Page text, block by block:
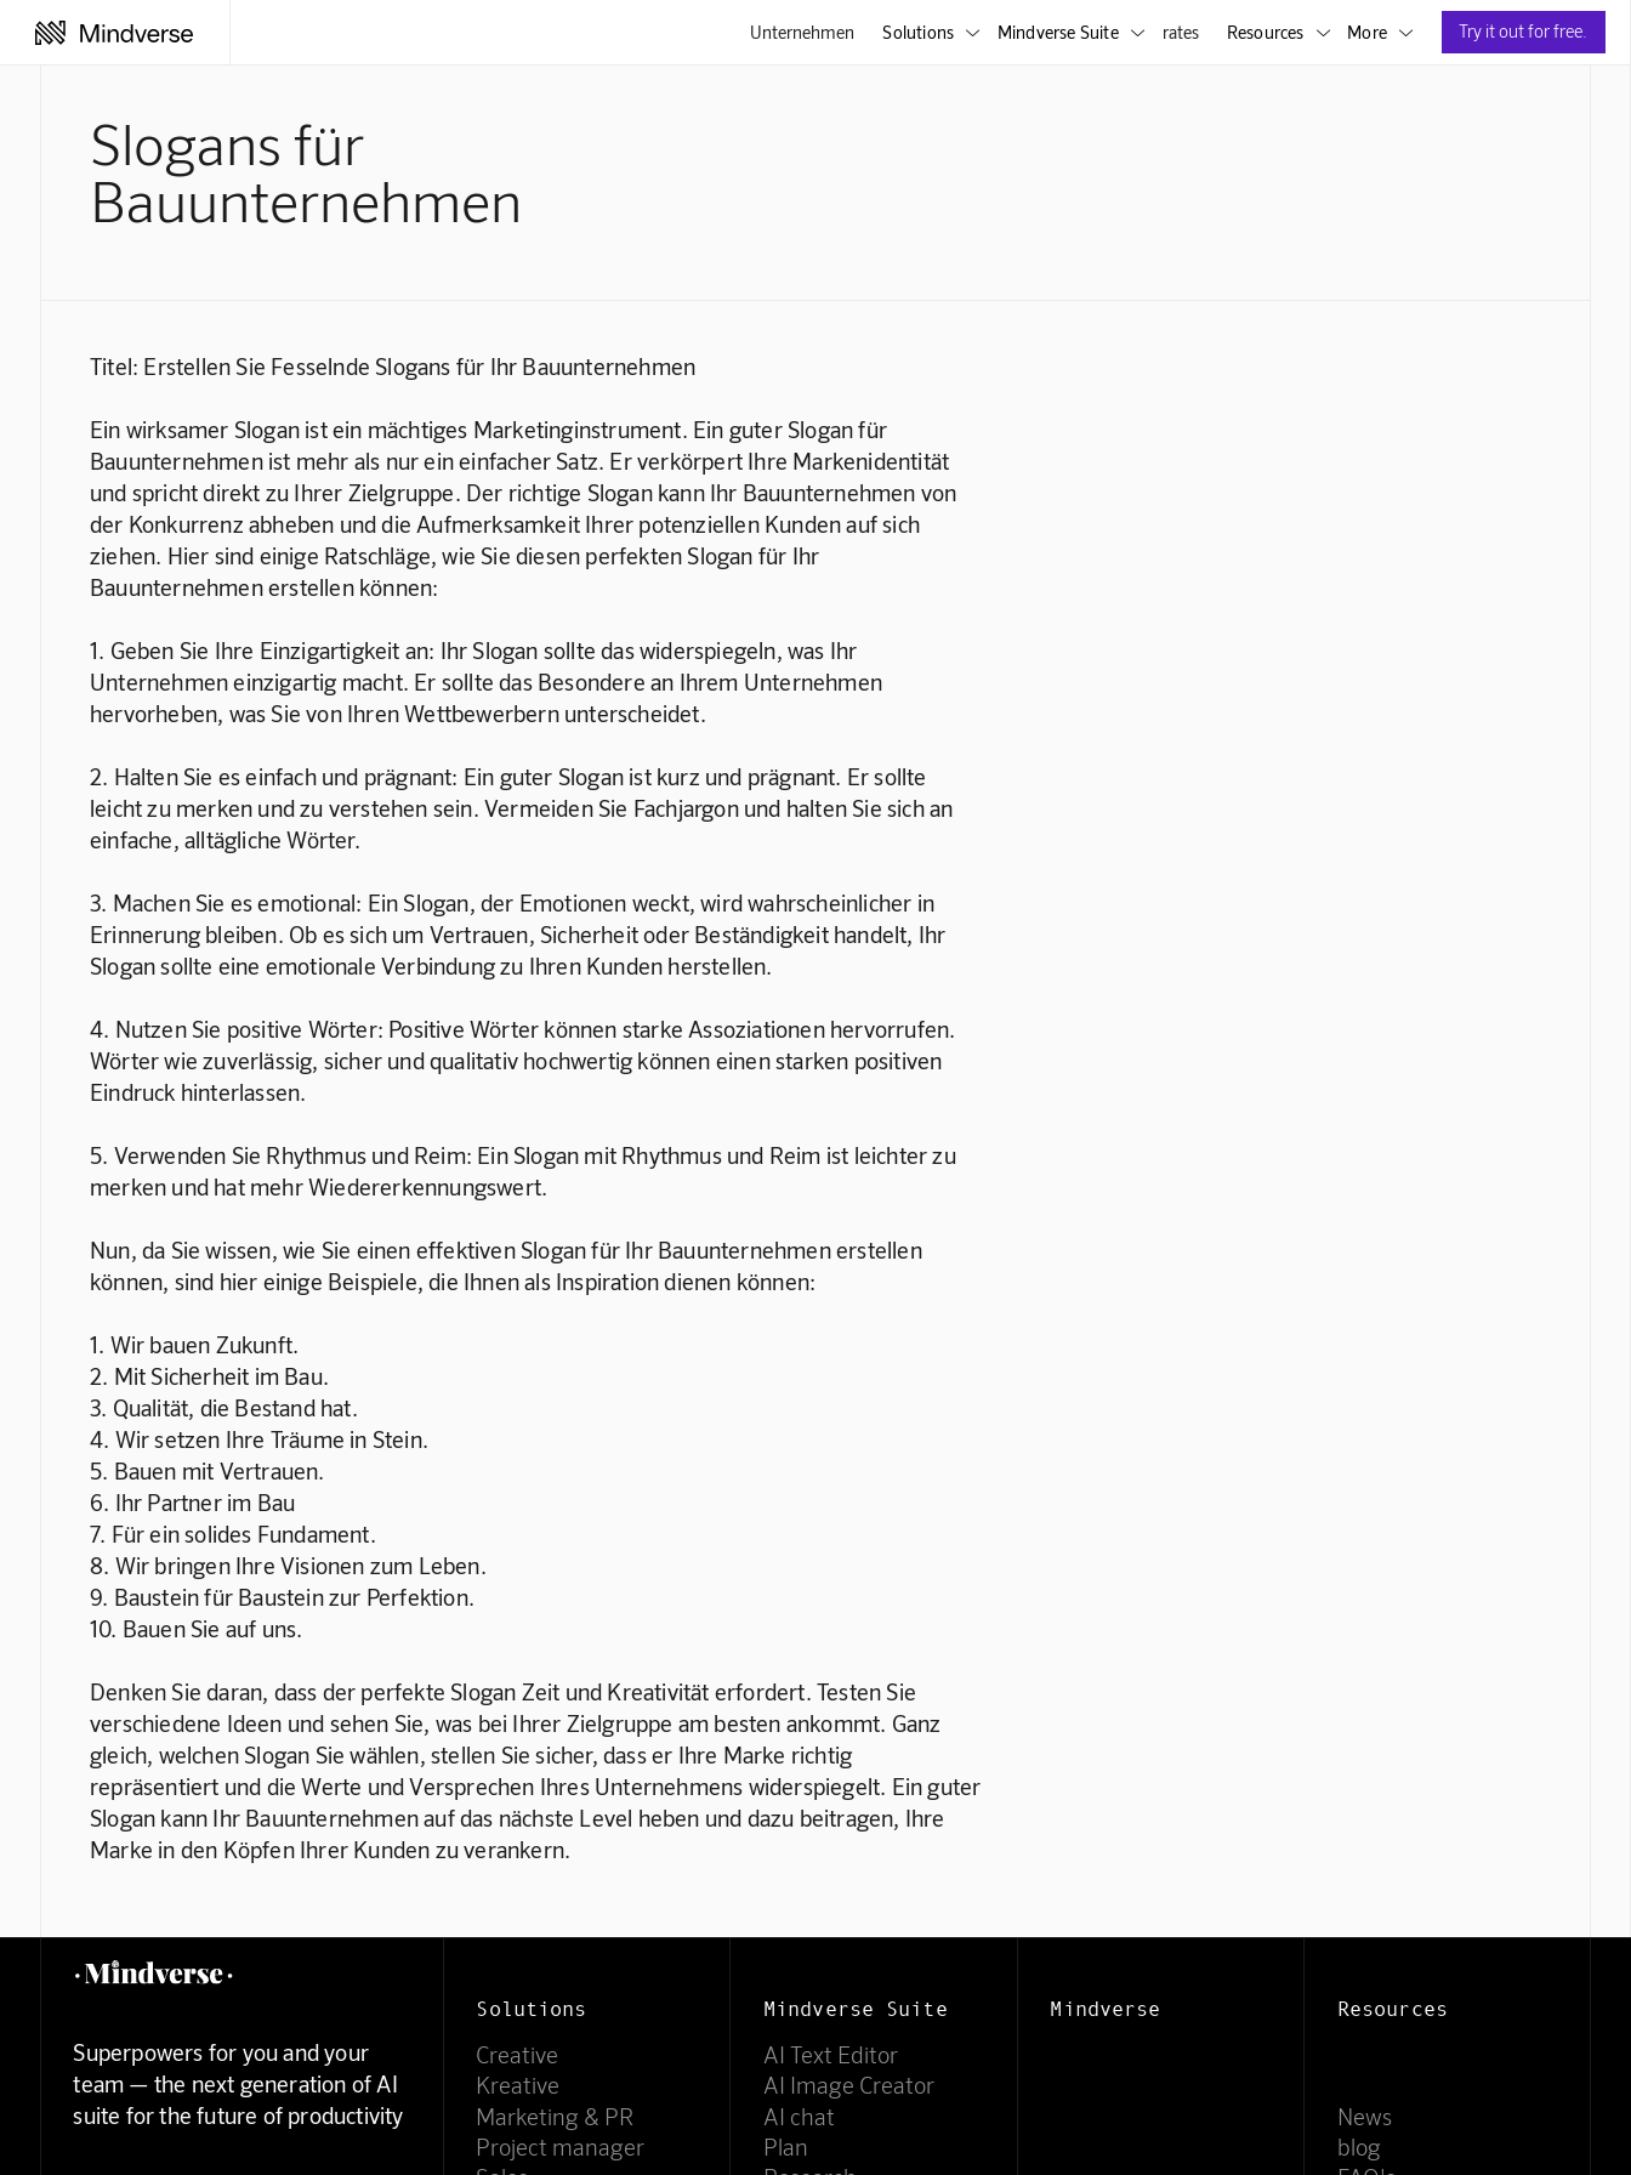
Unternehmen Solutions  Mindverse Suite  rates Resources  More  Try it out for free.
Slogans für
Bauunternehmen
Titel: Erstellen Sie Fesselnde Slogans für Ihr Bauunternehmen
Ein wirksamer Slogan ist ein mächtiges Marketinginstrument. Ein guter Slogan für
Bauunternehmen ist mehr als nur ein einfacher Satz. Er verkörpert Ihre Markenidentität
und spricht direkt zu Ihrer Zielgruppe. Der richtige Slogan kann Ihr Bauunternehmen von
der Konkurrenz abheben und die Aufmerksamkeit Ihrer potenziellen Kunden auf sich
ziehen. Hier sind einige Ratschläge, wie Sie diesen perfekten Slogan für Ihr
Bauunternehmen erstellen können:
1. Geben Sie Ihre Einzigartigkeit an: Ihr Slogan sollte das widerspiegeln, was Ihr
Unternehmen einzigartig macht. Er sollte das Besondere an Ihrem Unternehmen
hervorheben, was Sie von Ihren Wettbewerbern unterscheidet.
2. Halten Sie es einfach und prägnant: Ein guter Slogan ist kurz und prägnant. Er sollte
leicht zu merken und zu verstehen sein. Vermeiden Sie Fachjargon und halten Sie sich an
einfache, alltägliche Wörter.
3. Machen Sie es emotional: Ein Slogan, der Emotionen weckt, wird wahrscheinlicher in
Erinnerung bleiben. Ob es sich um Vertrauen, Sicherheit oder Beständigkeit handelt, Ihr
Slogan sollte eine emotionale Verbindung zu Ihren Kunden herstellen.
4. Nutzen Sie positive Wörter: Positive Wörter können starke Assoziationen hervorrufen.
Wörter wie zuverlässig, sicher und qualitativ hochwertig können einen starken positiven
Eindruck hinterlassen.
5. Verwenden Sie Rhythmus und Reim: Ein Slogan mit Rhythmus und Reim ist leichter zu
merken und hat mehr Wiedererkennungswert.
Nun, da Sie wissen, wie Sie einen effektiven Slogan für Ihr Bauunternehmen erstellen
können, sind hier einige Beispiele, die Ihnen als Inspiration dienen können:
1. Wir bauen Zukunft.
2. Mit Sicherheit im Bau.
3. Qualität, die Bestand hat.
4. Wir setzen Ihre Träume in Stein.
5. Bauen mit Vertrauen.
6. Ihr Partner im Bau
7. Für ein solides Fundament.
8. Wir bringen Ihre Visionen zum Leben.
9. Baustein für Baustein zur Perfektion.
10. Bauen Sie auf uns.
Denken Sie daran, dass der perfekte Slogan Zeit und Kreativität erfordert. Testen Sie
verschiedene Ideen und sehen Sie, was bei Ihrer Zielgruppe am besten ankommt. Ganz
gleich, welchen Slogan Sie wählen, stellen Sie sicher, dass er Ihre Marke richtig
repräsentiert und die Werte und Versprechen Ihres Unternehmens widerspiegelt. Ein guter
Slogan kann Ihr Bauunternehmen auf das nächste Level heben und dazu beitragen, Ihre
Marke in den Köpfen Ihrer Kunden zu verankern.
Superpowers for you and your
team — the next generation of AI
suite for the future of productivity
Solutions
Creative
Kreative
Marketing & PR
Project manager
Mindverse Suite
AI Text Editor
AI Image Creator
AI chat
Plan
Mindverse Resources
News
blog